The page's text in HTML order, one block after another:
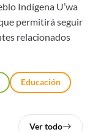
Indígena U’wa
permitirá seguir
relacionados
Educación
Ver todo